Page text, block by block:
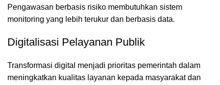
Pengawasan berbasis risiko membutuhkan sistem
monitoring yang lebih terukur dan berbasis data.
Digitalisasi Pelayanan Publik
Transformasi digital menjadi prioritas pemerintah dalam
meningkatkan kualitas layanan kepada masyarakat dan